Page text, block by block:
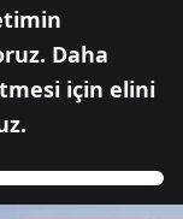
Daha
için elini